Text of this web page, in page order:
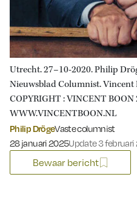
Utrecht. 27–10-2020. Philip
Nieuwsblad Columnist.
COPYRIGHT : VINCENT
WWW.VINCENTBOON.NL
Philip DrögeVaste columnist
Gepubliceerd op:
28 januari 2025Update 3 februari
Bewaar bericht